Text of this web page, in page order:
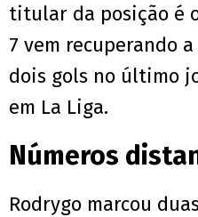
titular da posição é
7 vem recuperando
dois gols no último
em La Liga.
Números
Rodrygo marcou